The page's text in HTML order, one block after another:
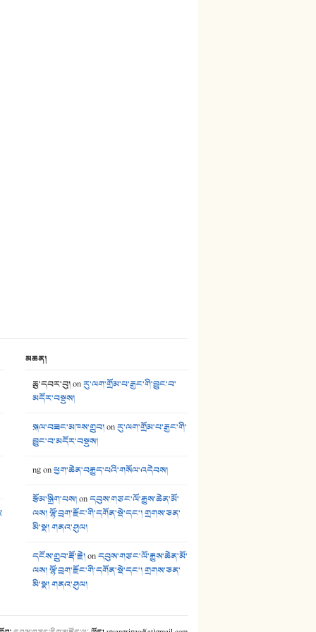
མཆན།
ཆུ་དབར་བུ།onརུ་ལག་གྲོམ་པ་རྒྱང་གི་བྱུང་བ་
མདོར་བསྡུས།
སྐལ་བཟང་མཁས་གྲུབ།onརུ་ལག་གྲོམ་པ་རྒྱང་གི་
བྱུང་བ་མདོར་བསྡུས།
ngonཕྱག་ཆེན་བརྒྱུད་པའི་གསོལ་འདེབས།
རྩོམ་སྒྲིག་པས།onདབུས་གཙང་ལོ་རྒྱུས་ཆེན་མོ་
ལས། ལྷོ་བྲག་རྫོང་གི་དགོན་སྡེ་དང་། གྲགས་ཅན་
མི་སྣ། གནའ་ཤུལ།
དངོས་གྲུབ་རྡོ་རྗེ།onདབུས་གཙང་ལོ་རྒྱུས་ཆེན་མོ་
ལས། ལྷོ་བྲག་རྫོང་གི་དགོན་སྡེ་དང་། གྲགས་ཅན་
མི་སྣ། གནའ་ཤུལ།